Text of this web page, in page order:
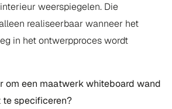
weerspiegelen. Die
realiseerbaar wanneer het
in het ontwerpproces wordt
om een maatwerk whiteboard wand
specificeren?